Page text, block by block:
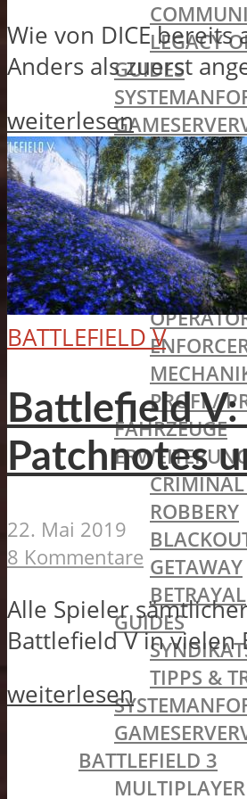
LEGACY
GUIDES
BATTLEFIELD
MULTIPLAYER
MAPS
KLASSEN &
PROFI /
FAHRZEUGE
ROBBERY
GETAWAY
BETRAYAL
GUIDES
TIPPS &
BATTLEFIELD 3
MULTIPLAYER
Wie von DICE
Anders als zuerst
weiterlesen
BATTLEFIELD V
Battlefield
Patchnotes
22. Mai 2019
8 Kommentare
Alle Spieler
Battlefield V in vielen
weiterlesen